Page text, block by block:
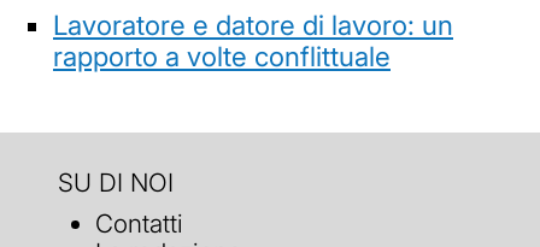
Lavoratore e datore di lavoro: un
rapporto a volte conflittuale
SU DI NOI
Contatti